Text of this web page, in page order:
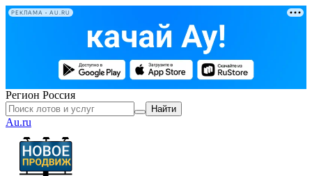
РЕКЛАМА • AU.RU
Регион Россия
Найти
Au.ru